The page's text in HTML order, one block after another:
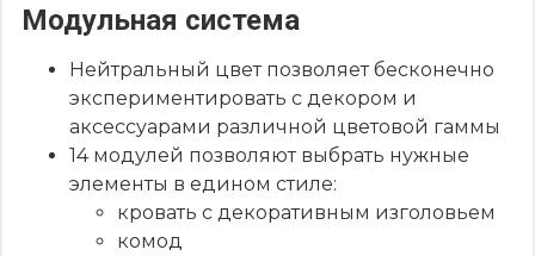
Модульная система
Нейтральный цвет позволяет бесконечно
экспериментировать с декором и
аксессуарами различной цветовой гаммы
14 модулей позволяют выбрать нужные
элементы в едином стиле:
кровать с декоративным изголовьем
комод